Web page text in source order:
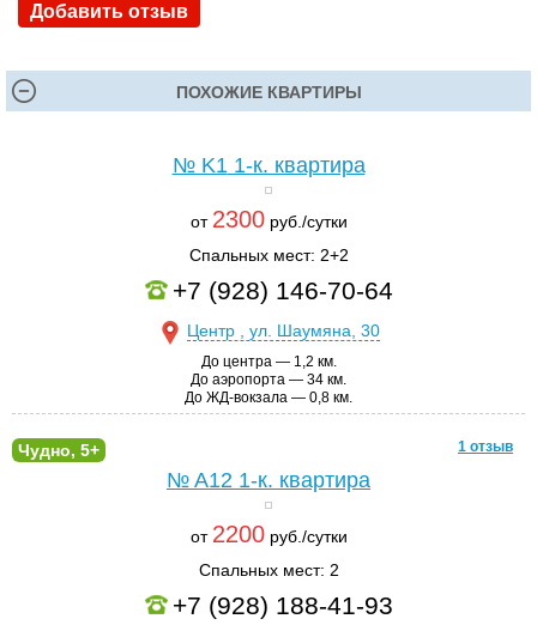
Добавить отзыв
ПОХОЖИЕ КВАРТИРЫ
№ K11-к. квартира
от 2300руб./сутки
Спальных мест: 2+2
+7 (928) 146-70-64
Центр , ул. Шаумяна, 30
До центра — 1,2 км.
До аэропорта — 34 км.
До ЖД-вокзала — 0,8 км.
1 отзыв
Чудно, 5+
№ A12 1-к. квартира
от 2200руб./сутки
Спальных мест: 2
+7 (928) 188-41-93